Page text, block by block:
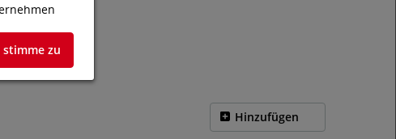
EU-
gelten.
stimme zu
Hinzufügen